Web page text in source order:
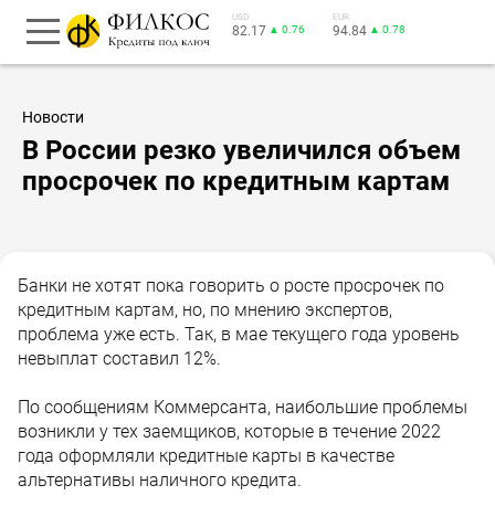
USD
82.17 ▲ 0.76
EUR
94.84 ▲ 0.78
Новости
В России резко увеличился объем
просрочек по кредитным картам
Банки не хотят пока говорить о росте просрочек по
кредитным картам, но, по мнению экспертов,
проблема уже есть. Так, в мае текущего года уровень
невыплат составил 12%.
По сообщениям Коммерсанта, наибольшие проблемы
возникли у тех заемщиков, которые в течение 2022
года оформляли кредитные карты в качестве
альтернативы наличного кредита.